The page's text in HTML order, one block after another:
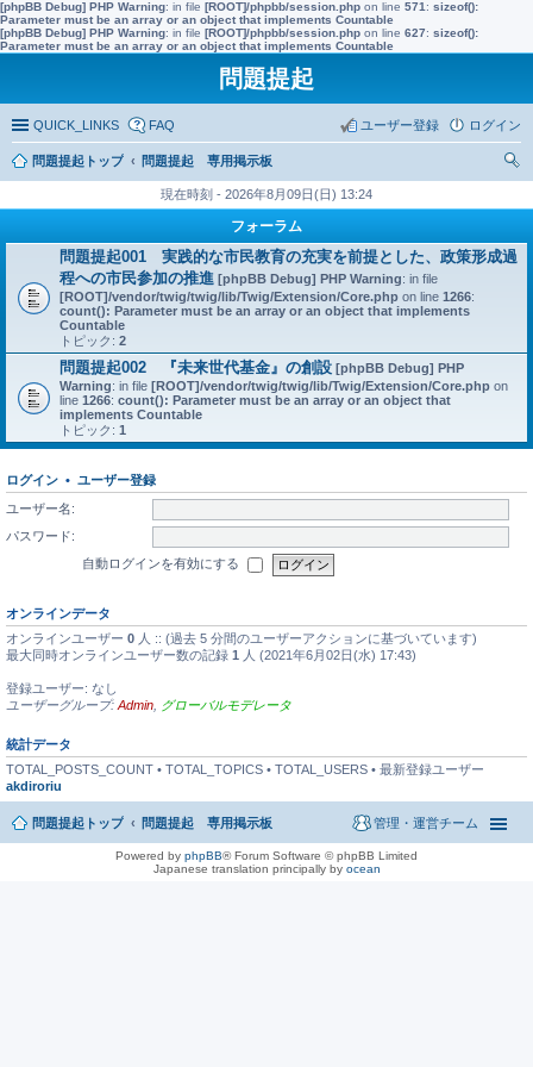
[phpBB Debug] PHP Warning: in file [ROOT]/phpbb/session.php on line 571 : sizeof():
Parameter must be an array or an object that implements Countable
[phpBB Debug] PHP Warning: in file [ROOT]/phpbb/session.php on line 627: sizeof():
Parameter must be an array or an object that implements Countable
問題提起
QUICK_LINKS FAQ ログイン
ユーザー登録
問題提起トップ
問題提起 専用掲示板
現在時刻 - 2026年8月09日(日) 13:24
フォーラム
問題提起001 実践的な市民教育の充実を前提とした、政策形成過
程への市民参加の推進 [phpBB Debug] PHP Warning: in file
[ROOT]/vendor/twig/twig/lib/Twig/Extension/Core.php on line 1266:
count(): Parameter must be an array or an object that implements
Countable
トピック: 2
問題提起002 『未来世代基金』の創設 [phpBB Debug] PHP
Warning: in file [ROOT]/vendor/twig/twig/lib/Twig/Extension/Core.php on
line 1266: count(): Parameter must be an array or an object that
implements Countable
トピック: 1
ログイン • ユーザー登録
ユーザー名:
パスワード:
自動ログインを有効にする
オンラインデータ
オンラインユーザー 0 人 :: (過去 5 分間のユーザーアクションに基づいています)
最大同時オンラインユーザー数の記録 1 人 (2021年6月02日(水) 17:43)
登録ユーザー: なし
ユーザーグループ: Admin グローバルモデレータ
統計データ
TOTAL_POSTS_COUNT • TOTAL_TOPICS • TOTAL_USERS • 最新登録ユーザー
akdiroriu
問題提起トップ 問題提起 専用掲示板 管理・運営チーム
Powered by phpBB® Forum Software © phpBB Limited
Japanese translation principally by ocean